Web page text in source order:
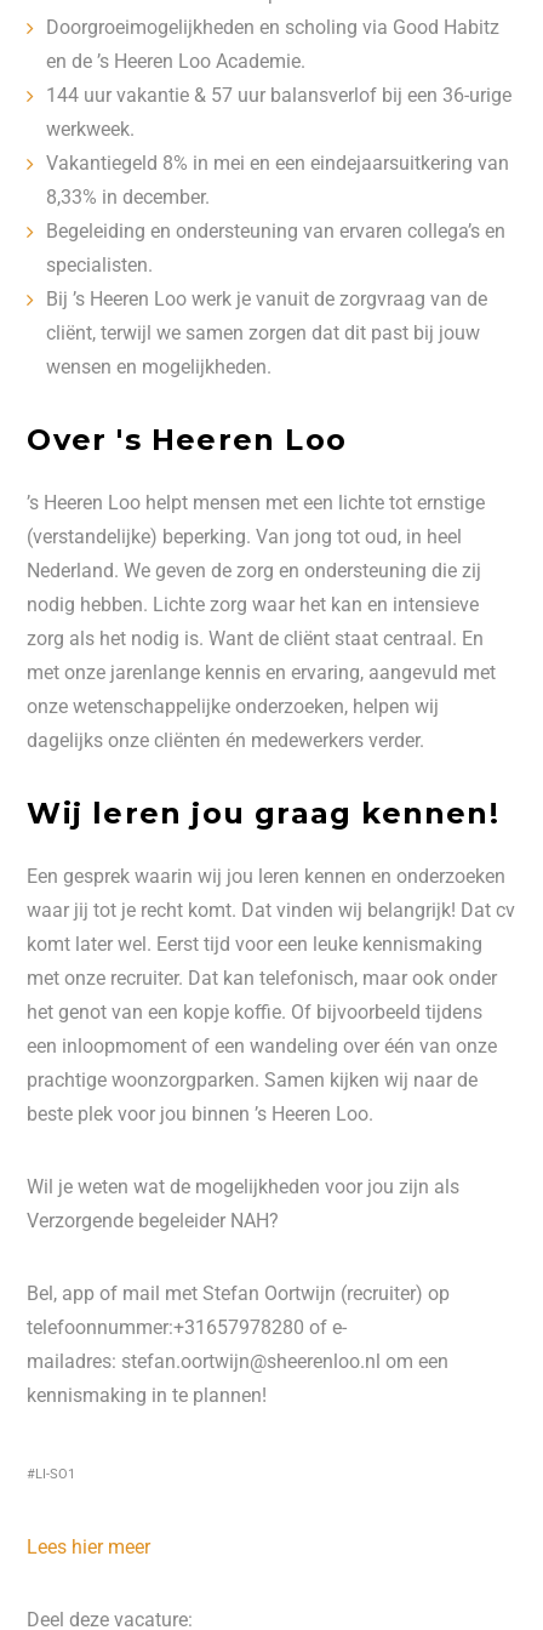
Doorgroeimogelijkheden en scholing via Good Habitz
en de ’s Heeren Loo Academie.
144 uur vakantie & 57 uur balansverlof bij een 36-urige
werkweek.
Vakantiegeld 8% in mei en een eindejaarsuitkering van
8,33% in december.
Begeleiding en ondersteuning van ervaren collega’s en
specialisten.
Bij ’s Heeren Loo werk je vanuit de zorgvraag van de
cliënt, terwijl we samen zorgen dat dit past bij jouw
wensen en mogelijkheden.
Over 's Heeren Loo
’s Heeren Loo helpt mensen met een lichte tot ernstige
(verstandelijke) beperking. Van jong tot oud, in heel
Nederland. We geven de zorg en ondersteuning die zij
nodig hebben. Lichte zorg waar het kan en intensieve
zorg als het nodig is. Want de cliënt staat centraal. En
met onze jarenlange kennis en ervaring, aangevuld met
onze wetenschappelijke onderzoeken, helpen wij
dagelijks onze cliënten én medewerkers verder.
Wij leren jou graag kennen!
Een gesprek waarin wij jou leren kennen en onderzoeken
waar jij tot je recht komt. Dat vinden wij belangrijk! Dat cv
komt later wel. Eerst tijd voor een leuke kennismaking
met onze recruiter. Dat kan telefonisch, maar ook onder
het genot van een kopje koffie. Of bijvoorbeeld tijdens
een inloopmoment of een wandeling over één van onze
prachtige woonzorgparken. Samen kijken wij naar de
beste plek voor jou binnen ’s Heeren Loo.
Wil je weten wat de mogelijkheden voor jou zijn als
Verzorgende begeleider NAH?
Bel, app of mail met Stefan Oortwijn (recruiter) op
telefoonnummer:+31657978280 of e-
mailadres: stefan.oortwijn@sheerenloo.nl om een
kennismaking in te plannen!
#LI-SO1
Lees hier meer
Deel deze vacature: